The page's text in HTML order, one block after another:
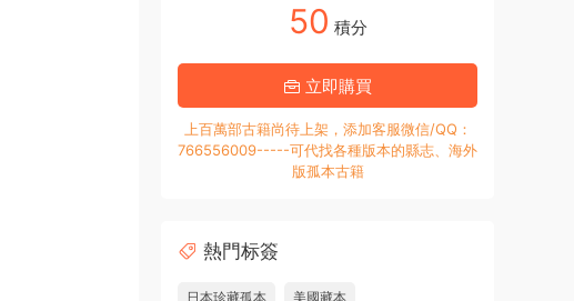
50 積分
立即購買
上百萬部古籍尚待上架，添加客服微信/QQ：
766556009-----可代找各種版本的縣志、海外
版孤本古籍
熱門标簽
日本珍藏孤本 美國藏本